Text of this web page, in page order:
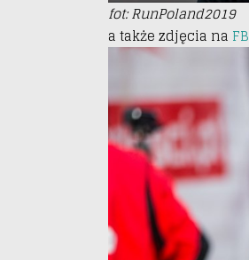
fot: RunPoland2019
a także zdjęcia na FB